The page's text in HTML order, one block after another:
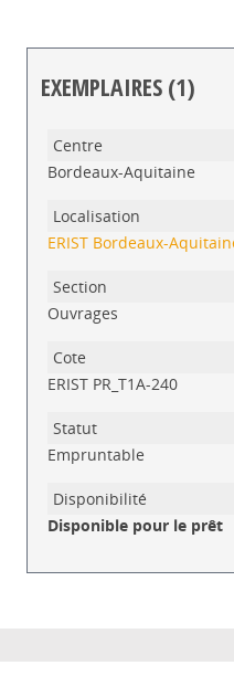
EXEMPLAIRES (1)
Bordeaux-Aquitaine
ERIST Bordeaux-
Ouvrages
ERIST PR_T1A-240
Empruntable
Disponible pour le prêt